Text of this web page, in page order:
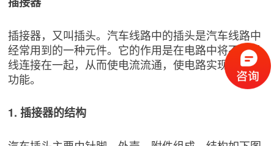
插接器，又叫插头。汽车线路中的插头是汽车线路中
经常用到的一种元件。它的作用是在电路中将不同导
线连接在一起，从而使电流流通，使电路实现预定的
功能。
1. 插接器的结构